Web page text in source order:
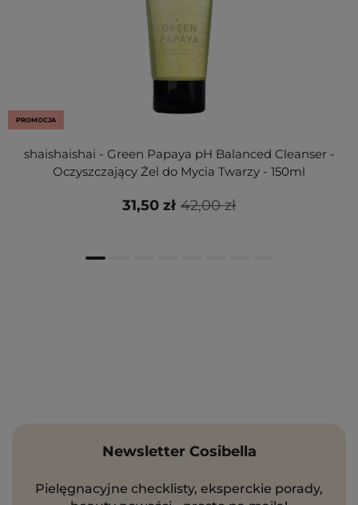
PROMOCJA
shaishaishai - Green Papaya pH Balanced Cleanser -
Oczyszczający Żel do Mycia Twarzy - 150ml
42,00 zł
31,50 zł
Newsletter Cosibella
Pielęgnacyjne checklisty, eksperckie porady,